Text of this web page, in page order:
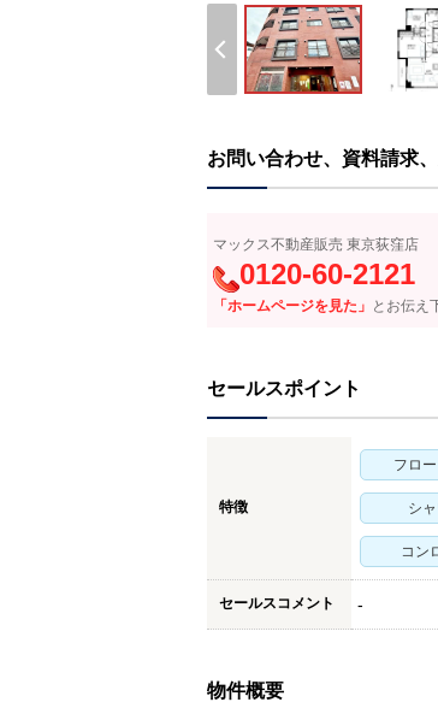
お問い合わせ、資料請求
マックス不動産販売 東京荻窪店
0120-60-2121
「ホームページを見た」 とお伝え
セールスポイント
特徴
フロ
シ
コン
セールスコメント -
物件概要